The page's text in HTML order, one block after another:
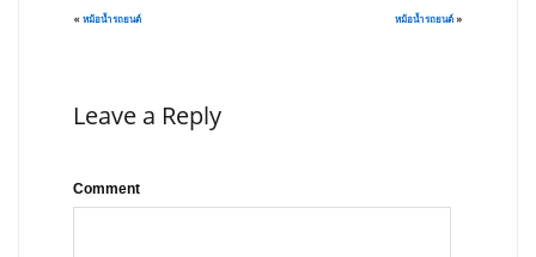
« หม้อน้ำรถยนต์ หม้อน้ำรถยนต์ »
Leave a Reply
Comment